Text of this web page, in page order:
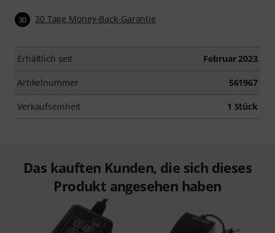
30 30 Tage Money-Back-Garantie
Erhältlich seit Februar 2023
Artikelnummer 561967
Verkaufseinheit 1 Stück
Das kauften Kunden, die sich dieses
Produkt angesehen haben